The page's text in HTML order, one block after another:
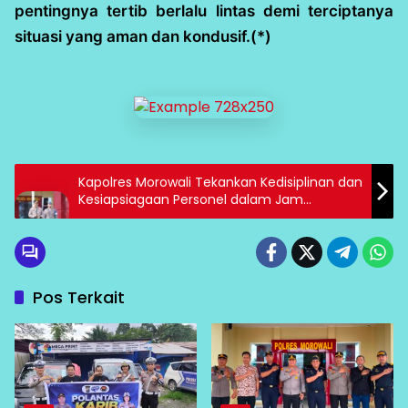
pentingnya tertib berlalu lintas demi terciptanya
situasi yang aman dan kondusif.(*)
Kapolres Morowali Tekankan Kedisiplinan dan
Kesiapsiagaan Personel dalam Jam
Pimpinan
Pos Terkait